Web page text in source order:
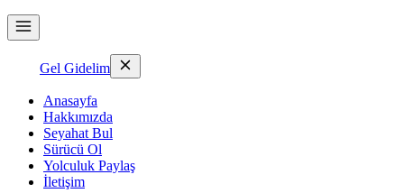
Gel Gidelim
Anasayfa
Hakkımızda
Seyahat Bul
Sürücü Ol
Yolculuk Paylaş
İletişim